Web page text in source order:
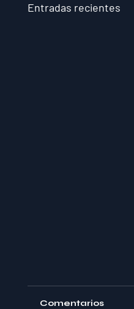
Entradas recientes
Comentarios